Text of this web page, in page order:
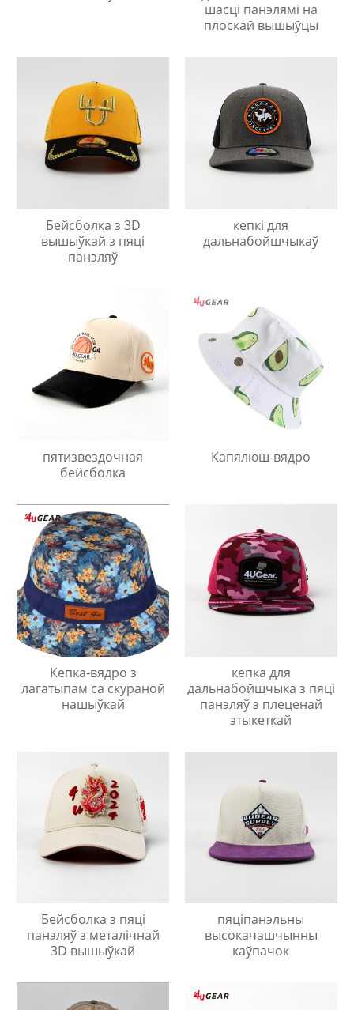
шасці панэлямі на
плоскай вышыўцы
Бейсболка з 3D
вышыўкай з пяці
панэляў
кепкі для
дальнабойшчыкаў
пятизвездочная
бейсболка
Капялюш-вядро
Кепка-вядро з
лагатыпам са скураной
нашыўкай
кепка для
дальнабойшчыка з пяці
панэляў з плеценай
этыкеткай
Бейсболка з пяці
панэляў з металічнай
3D вышыўкай
пяціпанэльны
высокачашчынны
каўпачок